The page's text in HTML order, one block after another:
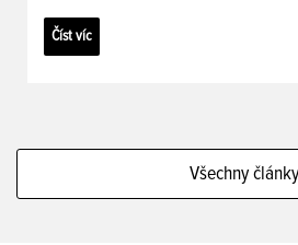
Číst víc
Všechny